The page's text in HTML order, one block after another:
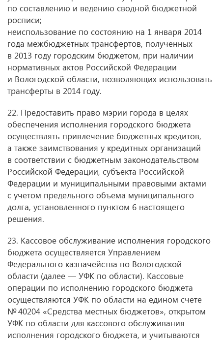
по составлению и ведению сводной бюджетной
росписи;
неиспользование по состоянию на 1 января 2014
года межбюджетных трансфертов, полученных
в 2013 году городским бюджетом, при наличии
нормативных актов Российской Федерации
и Вологодской области, позволяющих использовать
трансферты в 2014 году.
22. Предоставить право мэрии города в целях
обеспечения исполнения городского бюджета
осуществлять привлечение бюджетных кредитов,
а также заимствования у кредитных организаций
в соответствии с бюджетным законодательством
Российской Федерации, субъекта Российской
Федерации и муниципальными правовыми актами
с учетом предельного объема муниципального
долга, установленного пунктом 6 настоящего
решения.
23. Кассовое обслуживание исполнения городского
бюджета осуществляется Управлением
Федерального казначейства по Вологодской
области (далее — УФК по области). Кассовые
операции по исполнению городского бюджета
осуществляются УФК по области на едином счете
№ 40204 «Средства местных бюджетов», открытом
УФК по области для кассового обслуживания
исполнения городского бюджета, и учитываются